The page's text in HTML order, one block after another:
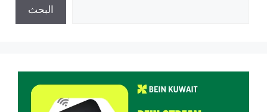
البحث